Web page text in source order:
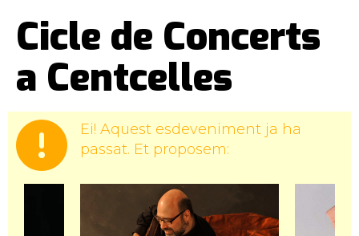
Cicle de Concerts
a Centcelles
Ei! Aquest esdeveniment ja ha
passat. Et proposem: